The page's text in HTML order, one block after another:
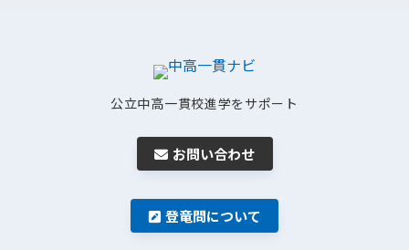
公立中高一貫校進学をサポート
お問い合わせ
登竜問について